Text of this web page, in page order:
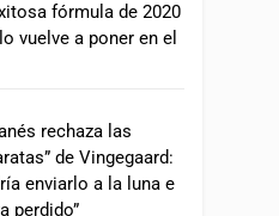
fórmula de 2020
vuelve a poner en el
rechaza las
de Vingegaard:
enviarlo a la luna e
perdido”